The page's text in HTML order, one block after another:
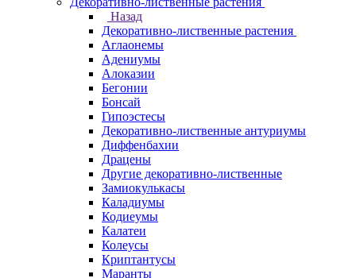
Назад
Декоративно-лиственные растения
Аглаонемы
Адениумы
Алоказии
Бегонии
Бонсай
Гипоэстесы
Декоративно-лиственные антуриумы
Диффенбахии
Драцены
Другие декоративно-лиственные
Замиокулькасы
Каладиумы
Кодиеумы
Калатеи
Колеусы
Криптантусы
Маранты